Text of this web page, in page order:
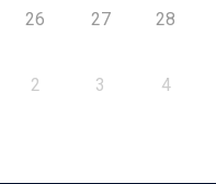
26 27 28
2 3 4